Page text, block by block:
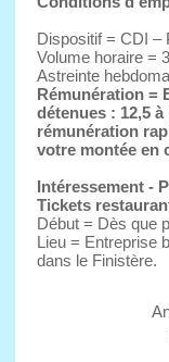
Dispositif = CDI –
Volume horaire =
Astreinte
Rémunération =
détenues : 12,5 à
rémunération
votre montée en
Intéressement -
Tickets
Début = Dès que
Lieu = Entreprise
dans le Finistère.